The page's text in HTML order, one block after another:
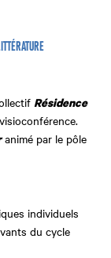
Résidence
animé par le pôle
individuels
du cycle